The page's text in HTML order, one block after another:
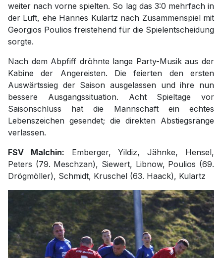
weiter nach vorne spielten. So lag das 3:0 mehrfach in
der Luft, ehe Hannes Kulartz nach Zusammenspiel mit
Georgios Poulios freistehend für die Spielentscheidung
sorgte.
Nach dem Abpfiff dröhnte lange Party-Musik aus der
Kabine der Angereisten. Die feierten den ersten
Auswärtssieg der Saison ausgelassen und ihre nun
bessere Ausgangssituation. Acht Spieltage vor
Saisonschluss hat die Mannschaft ein echtes
Lebenszeichen gesendet; die direkten Abstiegsränge
verlassen.
FSV Malchin: Emberger, Yildiz, Jähnke, Hensel,
Peters (79. Meschzan), Siewert, Libnow, Poulios (69.
Drögmöller), Schmidt, Kruschel (63. Haack), Kulartz